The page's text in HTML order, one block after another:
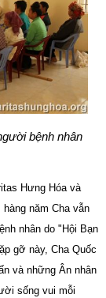
bệnh nhân
Hưng Hóa và
năm Cha vẫn
nhân do "Hội Bạn
gỡ này, Cha Quốc
và những Ân nhân
sống vui mỗi